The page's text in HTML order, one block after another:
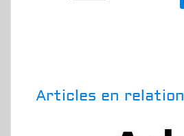
Articles en relation